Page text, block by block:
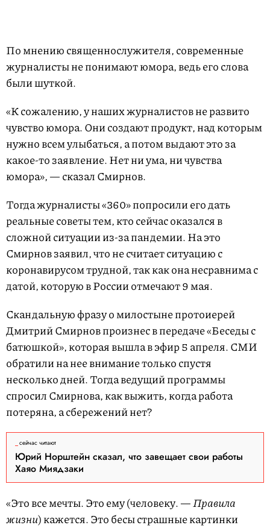
По мнению священнослужителя, современные
журналисты не понимают юмора, ведь его слова
были шуткой.
«К сожалению, у наших журналистов не развито
чувство юмора. Они создают продукт, над которым
нужно всем улыбаться, а потом выдают это за
какое-то заявление. Нет ни ума, ни чувства
юмора», — сказал Смирнов.
Тогда журналисты «360» попросили его дать
реальные советы тем, кто сейчас оказался в
сложной ситуации из-за пандемии. На это
Смирнов заявил, что не считает ситуацию с
коронавирусом трудной, так как она несравнима с
датой, которую в России отмечают 9 мая.
Скандальную фразу о милостыне протоиерей
Дмитрий Смирнов произнес в передаче «Беседы с
батюшкой», которая вышла в эфир 5 апреля. СМИ
обратили на нее внимание только спустя
несколько дней. Тогда ведущий программы
спросил Смирнова, как выжить, когда работа
потеряна, а сбережений нет?
сейчас читают
Юрий Норштейн сказал, что завещает свои работы
Хаяо Миядзаки
«Это все мечты. Это ему (человеку. —Правила
жизни) кажется. Это бесы страшные картинки